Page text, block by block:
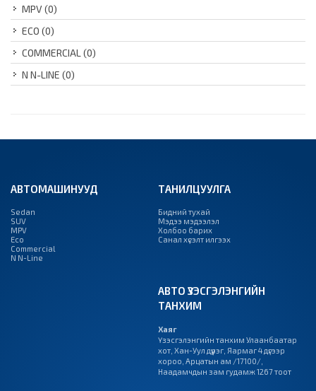
MPV(0)
ECO (0)
COMMERCIAL (0)
N N-LINE (0)
ТАНИЛЦУУЛГА
Бидний тухай
Мэдээ мэдээлэл
Холбоо барих
Санал хүсэлт илгээх
АВТОМАШИНУУД
Sedan
SUV
MPV
Eco
Commercial
N N-Line
АВТО ҮЗЭСГЭЛЭНГИЙН
ТАНХИМ
Хаяг
Үзэсгэлэнгийн танхим Улаанбаатар
хот, Хан-Уул дүүрэг, Яармаг 4 дүгээр
хороо, Арцатын ам /17100/,
Наадамчдын зам гудамж 1267 тоот